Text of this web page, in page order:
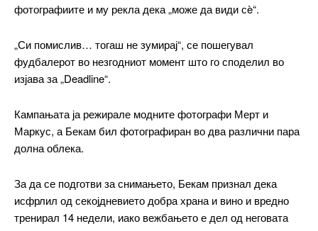
━ pricing plans
бесплатно
ИЗБЕРЕТЕ ПЛАН
фотографиите и му рекла дека „може да види сè“.
„Си помислив… тогаш не зумирај“, се пошегувал
фудбалерот во незгодниот момент што го споделил во
изјава за „Deadline“.
Кампањата ја режирале модните фотографи Мерт и
Маркус, а Бекам бил фотографиран во два различни пара
долна облека.
За да се подготви за снимањето, Бекам признал дека
исфрлил од секојдневието добра храна и вино и вредно
тренирал 14 недели, иако вежбањето е дел од неговата